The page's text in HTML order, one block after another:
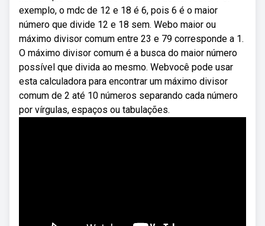
exemplo, o mdc de 12 e 18 é 6, pois 6 é o maior
número que divide 12 e 18 sem. Webo maior ou
máximo divisor comum entre 23 e 79 corresponde a 1.
O máximo divisor comum é a busca do maior número
possível que divida ao mesmo. Webvocê pode usar
esta calculadora para encontrar um máximo divisor
comum de 2 até 10 números separando cada número
por vírgulas, espaços ou tabulações.